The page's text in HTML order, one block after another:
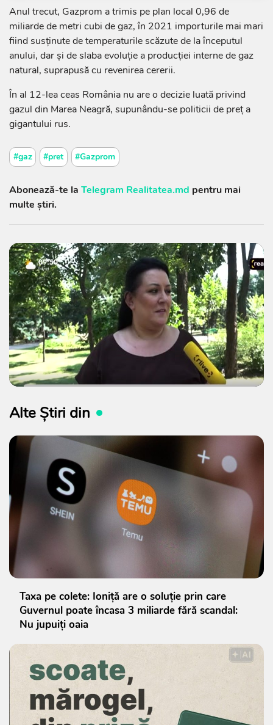
Anul trecut, Gazprom a trimis pe plan local 0,96 de
miliarde de metri cubi de gaz, în 2021 importurile mai mari
fiind susţinute de temperaturile scăzute de la începutul
anului, dar şi de slaba evoluţie a producţiei interne de gaz
natural, suprapusă cu revenirea cererii.
În al 12-lea ceas România nu are o decizie luată privind
gazul din Marea Neagră, supunându-se politicii de preţ a
gigantului rus.
#gaz #pret #Gazprom
Abonează-te la Telegram Realitatea.md pentru mai
multe știri.
Alte Știri din
Taxa pe colete: Ioniță are o soluție prin care
Guvernul poate încasa 3 miliarde fără scandal:
Nu jupuiți oaia